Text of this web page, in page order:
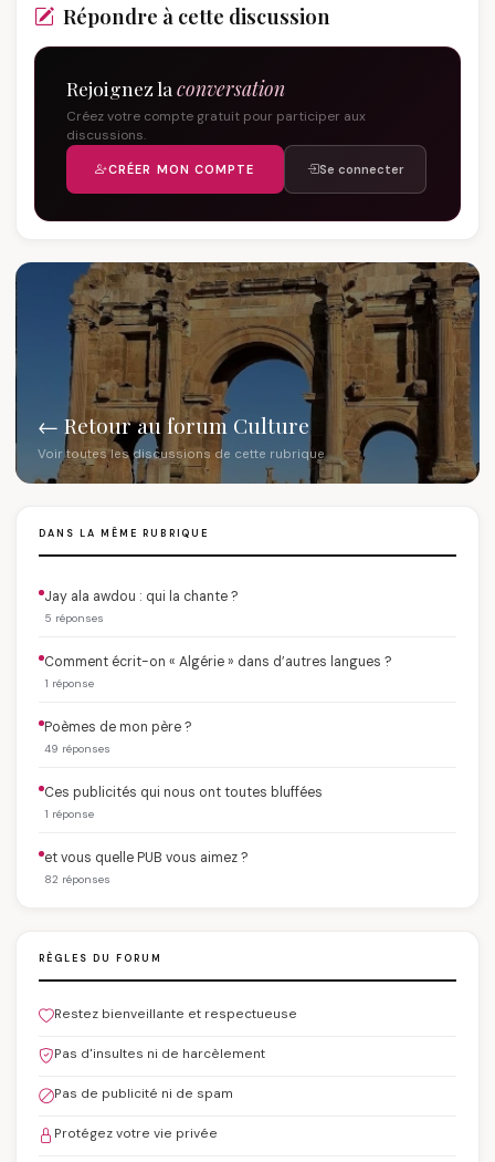
Répondre à cette discussion
Rejoignez la conversation
Créez votre compte gratuit pour participer aux
discussions.
CRÉER MON COMPTE Se connecter
← Retour au forum Culture
Voir toutes les discussions de cette rubrique
DANS LA MÊME RUBRIQUE
Jay ala awdou : qui la chante ?
5 réponses
Comment écrit-on « Algérie » dans d’autres langues ?
1 réponse
Poèmes de mon père ?
49 réponses
Ces publicités qui nous ont toutes bluffées
1 réponse
et vous quelle PUB vous aimez ?
82 réponses
RÈGLES DU FORUM
Restez bienveillante et respectueuse
Pas d'insultes ni de harcèlement
Pas de publicité ni de spam
Protégez votre vie privée